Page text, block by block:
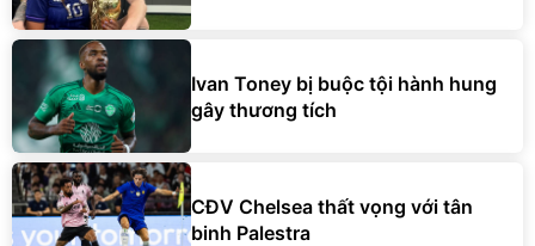
Ivan Toney bị buộc tội hành hung
gây thương tích
CĐV Chelsea thất vọng với tân
binh Palestra